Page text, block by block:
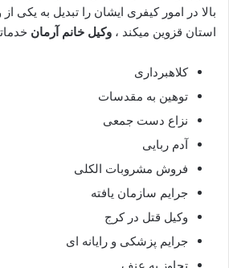
بالا در امور کیفری ایشان را تبدیل به یکی
استان قزوین میکند ، وکیل خانم آرمان
کلاهبرداری
توهین به مقدسات
نزاع دست جمعی
آدم ربایی
فروش مشروبات الکلی
جرایم سازمان یافته
وکیل قتل در کرج
جرایم پزشکی و رایانه ای
تجاوز به عنف